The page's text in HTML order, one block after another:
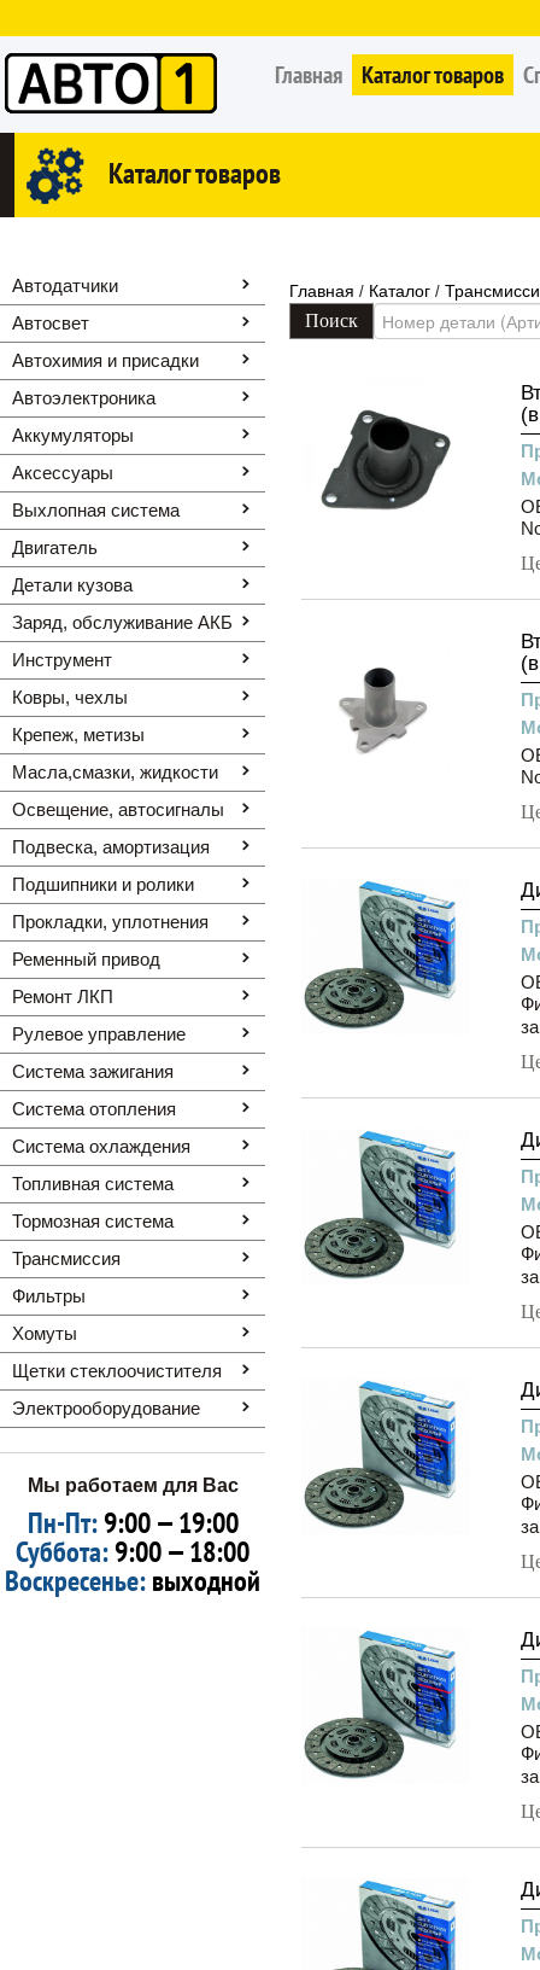
Главная Каталог товаров
Каталог товаров
Автодатчики
Автосвет
Автохимия и присадки
Автоэлектроника
Аккумуляторы
Аксессуары
Выхлопная система
Двигатель
Детали кузова
Заряд, обслуживание АКБ
Инструмент
Ковры, чехлы
Крепеж, метизы
Масла,смазки, жидкости
Освещение, автоcигналы
Подвеска, амортизация
Подшипники и ролики
Прокладки, уплотнения
Ременный привод
Ремонт ЛКП
Рулевое управление
Система зажигания
Система отопления
Система охлаждения
Топливная система
Тормозная система
Трансмиссия
Фильтры
Хомуты
Щетки стеклоочистителя
Электрооборудование
Мы работаем для Вас
Пн-Пт:9:00 — 19:00
Суббота:9:00 — 18:00
Воскресенье:выходной
Главная / Каталог /